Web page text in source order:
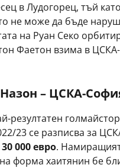
в Лудогорец, тъй
не може да бъде
на Руан Секо
Фаетон взима в
– ЦСКА-
резултатен
23 се разписва за
30 000 евро.
форма хаитянин бе